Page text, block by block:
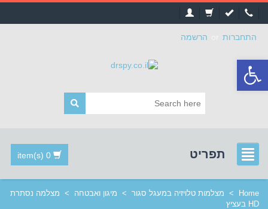
סרגל
נגישות
התחברות הרשמה
תפריט 0 item(s)
Home
> מצלמות טלויזיה במעגל סגור > מיגון ואבטחה > מצלמה נסתרת
HD בעציץ